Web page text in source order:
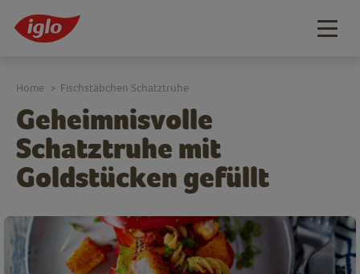
Geheimnisvolle
Schatztruhe mit
Goldstücken gefüllt
Home > Fischstäbchen Schatztruhe